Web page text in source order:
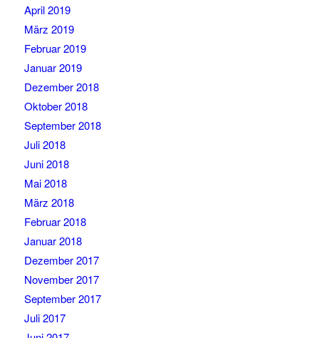
April 2019
März 2019
Februar 2019
Januar 2019
Dezember 2018
Oktober 2018
September 2018
Juli 2018
Juni 2018
Mai 2018
März 2018
Februar 2018
Januar 2018
Dezember 2017
November 2017
September 2017
Juli 2017